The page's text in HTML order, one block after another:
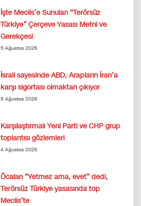
İşte Meclis’e Sunulan “Terörsüz
Türkiye” Çerçeve Yasası Metni ve
Gerekçesi
5 Ağustos 2026
İsrail sayesinde ABD, Arapların İran’a
karşı sigortası olmaktan çıkıyor
5 Ağustos 2026
Karşılaştırmalı Yeni Parti ve CHP grup
toplantısı gözlemleri
4 Ağustos 2026
Öcalan “Yetmez ama, evet” dedi,
Terörsüz Türkiye yasasında top
Meclis’te